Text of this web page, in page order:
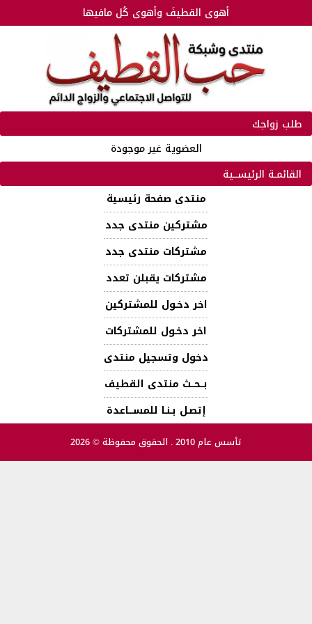
أهوى القطيفَ وأهوى كُل مافيها
طلب زواجك
العضوية غير موجودة
القائمـة الرئيســية
منتدى صفحة رئيسية
مشتركين منتدى جدد
مشتركات منتدى جدد
مشتركات يقبلن تعدد
اخر دخـول للمشتركين
اخر دخـول للمشتركات
دخول وتسجيل منتدى
بــحــث منتدى القطيف
إتصـل بـنـا للمســـاعدة
تأسس عام 2010 . الحقوق محفوظة © 2026